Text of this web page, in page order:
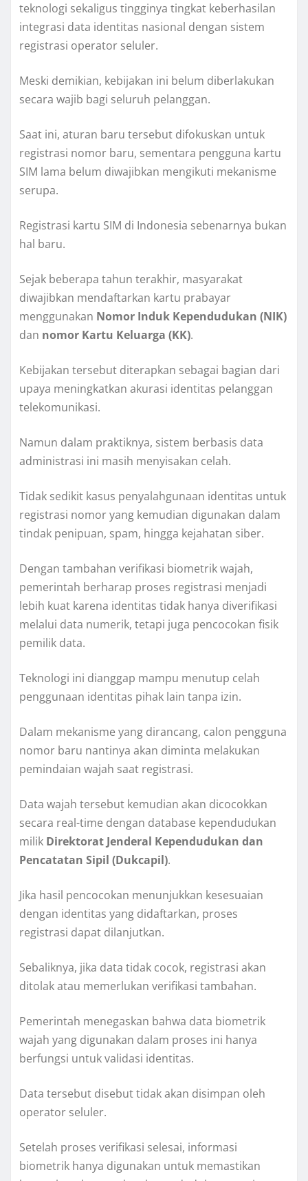
teknologi sekaligus tingginya tingkat keberhasilan
integrasi data identitas nasional dengan sistem
registrasi operator seluler.
Meski demikian, kebijakan ini belum diberlakukan
secara wajib bagi seluruh pelanggan.
Saat ini, aturan baru tersebut difokuskan untuk
registrasi nomor baru, sementara pengguna kartu
SIM lama belum diwajibkan mengikuti mekanisme
serupa.
Registrasi kartu SIM di Indonesia sebenarnya bukan
hal baru.
Sejak beberapa tahun terakhir, masyarakat
diwajibkan mendaftarkan kartu prabayar
menggunakan Nomor Induk Kependudukan (NIK)
dan nomor Kartu Keluarga (KK).
Kebijakan tersebut diterapkan sebagai bagian dari
upaya meningkatkan akurasi identitas pelanggan
telekomunikasi.
Namun dalam praktiknya, sistem berbasis data
administrasi ini masih menyisakan celah.
Tidak sedikit kasus penyalahgunaan identitas untuk
registrasi nomor yang kemudian digunakan dalam
tindak penipuan, spam, hingga kejahatan siber.
Dengan tambahan verifikasi biometrik wajah,
pemerintah berharap proses registrasi menjadi
lebih kuat karena identitas tidak hanya diverifikasi
melalui data numerik, tetapi juga pencocokan fisik
pemilik data.
Teknologi ini dianggap mampu menutup celah
penggunaan identitas pihak lain tanpa izin.
Dalam mekanisme yang dirancang, calon pengguna
nomor baru nantinya akan diminta melakukan
pemindaian wajah saat registrasi.
Data wajah tersebut kemudian akan dicocokkan
secara real-time dengan database kependudukan
milik Direktorat Jenderal Kependudukan dan
Pencatatan Sipil (Dukcapil).
Jika hasil pencocokan menunjukkan kesesuaian
dengan identitas yang didaftarkan, proses
registrasi dapat dilanjutkan.
Sebaliknya, jika data tidak cocok, registrasi akan
ditolak atau memerlukan verifikasi tambahan.
Pemerintah menegaskan bahwa data biometrik
wajah yang digunakan dalam proses ini hanya
berfungsi untuk validasi identitas.
Data tersebut disebut tidak akan disimpan oleh
operator seluler.
Setelah proses verifikasi selesai, informasi
biometrik hanya digunakan untuk memastikan